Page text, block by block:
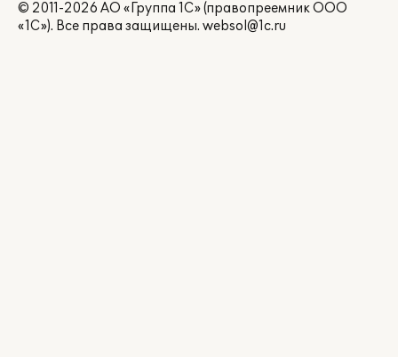
© 2011-2026 АО «Группа 1С» (правопреемник ООО
«1С»). Все права защищены. websol@1c.ru